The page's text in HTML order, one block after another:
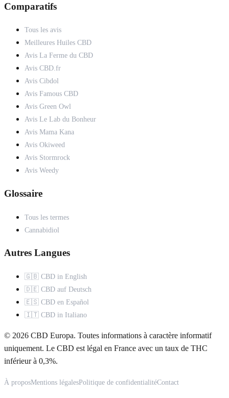
Comparatifs
Tous les avis
Meilleures Huiles CBD
Avis La Ferme du CBD
Avis CBD.fr
Avis Cibdol
Avis Famous CBD
Avis Green Owl
Avis Le Lab du Bonheur
Avis Mama Kana
Avis Okiweed
Avis Stormrock
Avis Weedy
Glossaire
Tous les termes
Cannabidiol
Autres Langues
🇬🇧 CBD in English
🇩🇪 CBD auf Deutsch
🇪🇸 CBD en Español
🇮🇹 CBD in Italiano
© 2026 CBD Europa. Toutes informations à caractère informatif
uniquement. Le CBD est légal en France avec un taux de THC
inférieur à 0,3%.
À proposMentions légalesPolitique de confidentialitéContact